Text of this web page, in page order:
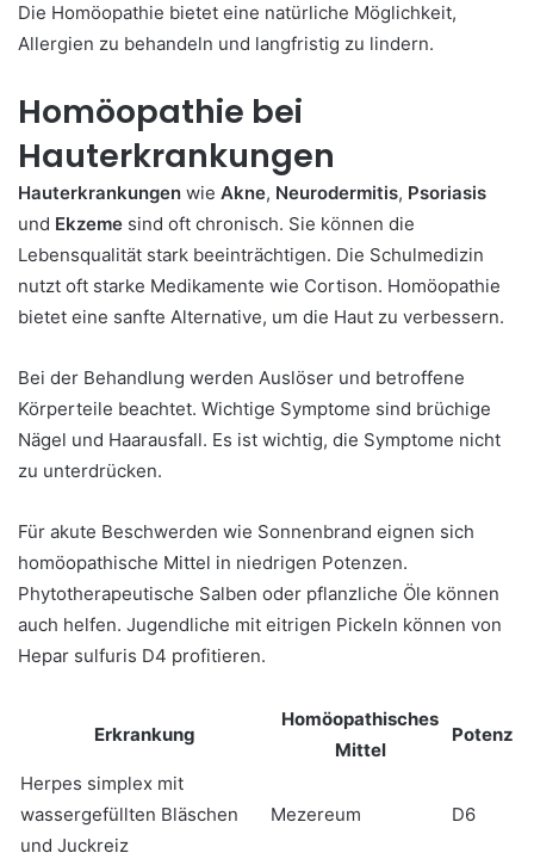
Die Homöopathie bietet eine natürliche Möglichkeit,
Allergien zu behandeln und langfristig zu lindern.
Homöopathie bei
Hauterkrankungen
Hauterkrankungen wie Akne, Neurodermitis, Psoriasis
und Ekzeme sind oft chronisch. Sie können die
Lebensqualität stark beeinträchtigen. Die Schulmedizin
nutzt oft starke Medikamente wie Cortison. Homöopathie
bietet eine sanfte Alternative, um die Haut zu verbessern.
Bei der Behandlung werden Auslöser und betroffene
Körperteile beachtet. Wichtige Symptome sind brüchige
Nägel und Haarausfall. Es ist wichtig, die Symptome nicht
zu unterdrücken.
Für akute Beschwerden wie Sonnenbrand eignen sich
homöopathische Mittel in niedrigen Potenzen.
Phytotherapeutische Salben oder pflanzliche Öle können
auch helfen. Jugendliche mit eitrigen Pickeln können von
Hepar sulfuris D4 profitieren.
Erkrankung
Homöopathisches
Mittel
Potenz
Herpes simplex mit
wassergefüllten Bläschen
und Juckreiz
Mezereum D6